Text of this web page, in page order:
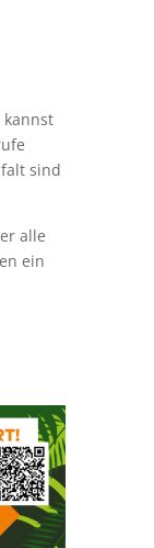
sind
alle
ein